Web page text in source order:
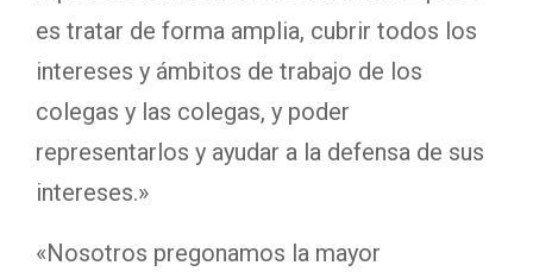
es tratar de forma amplia, cubrir todos los
intereses y ámbitos de trabajo de los
colegas y las colegas, y poder
representarlos y ayudar a la defensa de sus
intereses.»
«Nosotros pregonamos la mayor